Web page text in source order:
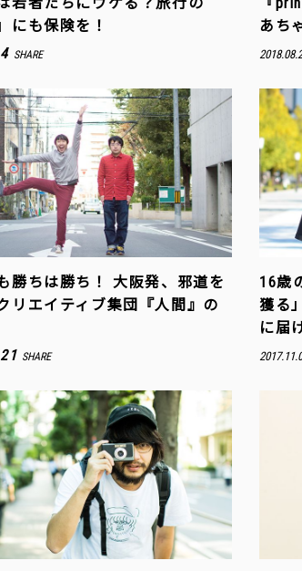
にも保険を！
4 SHARE
あち
勝ちは勝ち！ 大阪発、邪道を
リエイティブ集団『人間』の
21 SHARE
16歳
獲る
に届